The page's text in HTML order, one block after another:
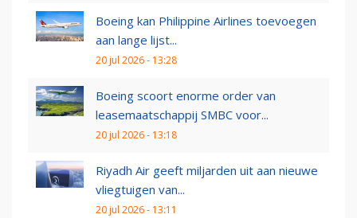
Boeing kan Philippine Airlines toevoegen
aan lange lijst...
20 jul 2026 - 13:28
Boeing scoort enorme order van
leasemaatschappij SMBC voor...
20 jul 2026 - 13:18
Riyadh Air geeft miljarden uit aan nieuwe
vliegtuigen van...
20 jul 2026 - 13:11